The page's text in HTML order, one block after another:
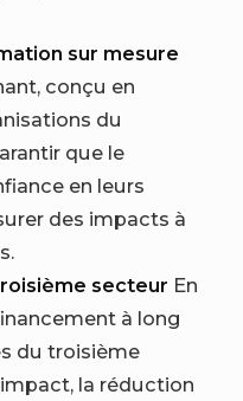
sur mesure
conçu en
du
que le
en leurs
des impacts à
secteur En
à long
du troisième
la réduction